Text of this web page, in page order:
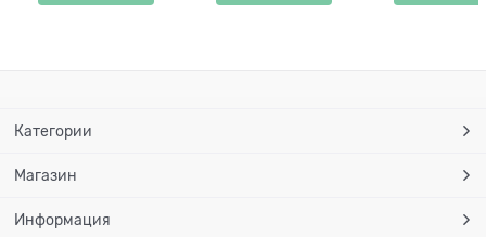
Категории
Магазин
Информация